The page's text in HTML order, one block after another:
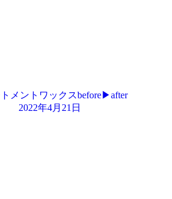
トメントワックスbefore▶︎after
2022年4月21日